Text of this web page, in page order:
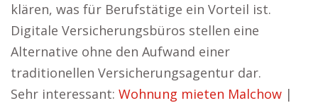
klären, was für Berufstätige ein Vorteil ist.
Digitale Versicherungsbüros stellen eine
Alternative ohne den Aufwand einer
traditionellen Versicherungsagentur dar.
Sehr interessant: Wohnung mieten Malchow |